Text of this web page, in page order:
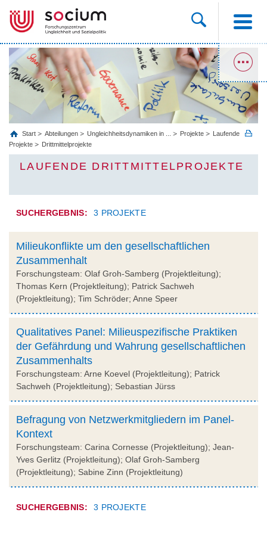
Start Abteilungen Ungleichheitsdynamiken in ... Projekte
Laufende
Projekte
Drittmittelprojekte
LAUFENDE DRITTMITTELPROJEKTE
SUCHERGEBNIS: 3 PROJEKTE
Milieukonflikte um den gesellschaftlichen
Zusammenhalt
Forschungsteam: Olaf Groh-Samberg (Projektleitung);
Thomas Kern (Projektleitung); Patrick Sachweh
(Projektleitung); Tim Schröder; Anne Speer
Qualitatives Panel: Milieuspezifische Praktiken
der Gefährdung und Wahrung gesellschaftlichen
Zusammenhalts
Forschungsteam: Arne Koevel (Projektleitung); Patrick
Sachweh (Projektleitung); Sebastian Jürss
Befragung von Netzwerkmitgliedern im Panel-
Kontext
Forschungsteam: Carina Cornesse (Projektleitung); Jean-
Yves Gerlitz (Projektleitung); Olaf Groh-Samberg
(Projektleitung); Sabine Zinn (Projektleitung)
SUCHERGEBNIS: 3 PROJEKTE